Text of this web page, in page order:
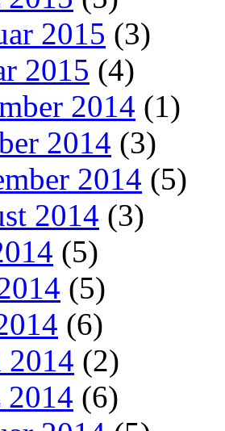
2015 (3)
2015 (4)
2014 (1)
2014 (3)
2014 (5)
2014 (3)
(5)
(5)
(6)
(2)
2014 (6)